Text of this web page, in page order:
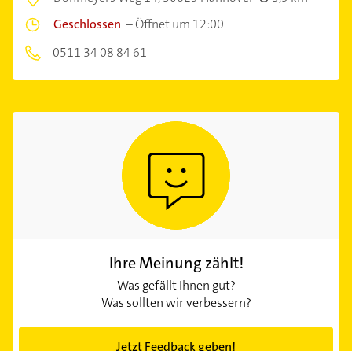
Geschlossen –Öffnet um 12:00
0511 34 08 84 61
Ihre Meinung zählt!
Was gefällt Ihnen gut?
Was sollten wir verbessern?
Jetzt Feedback geben!